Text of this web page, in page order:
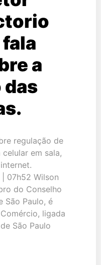
a
das
regulação de
em sala,
07h52 Wilson
do Conselho
São Paulo, é
ligada
São Paulo